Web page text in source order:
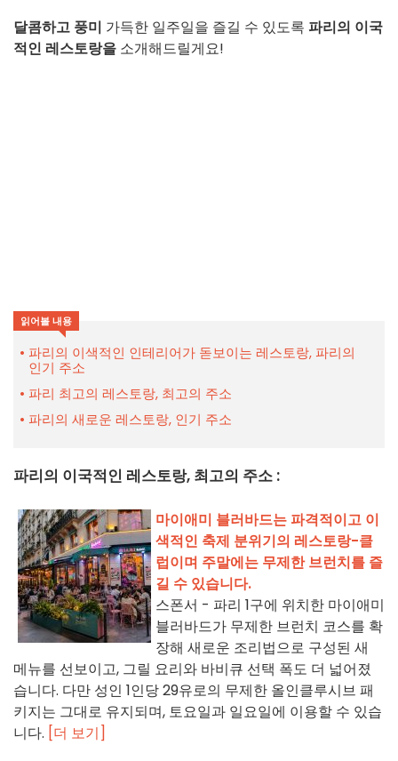
달콤하고 풍미 가득한 일주일을 즐길 수 있도록 파리의 이국
적인 레스토랑을 소개해드릴게요!
읽어볼 내용
파리의 이색적인 인테리어가 돋보이는 레스토랑, 파리의
인기 주소
파리 최고의 레스토랑, 최고의 주소
파리의 새로운 레스토랑, 인기 주소
파리의 이국적인 레스토랑, 최고의 주소 :
마이애미 블러바드는 파격적이고 이
색적인 축제 분위기의 레스토랑-클
럽이며 주말에는 무제한 브런치를 즐
길 수 있습니다.
스폰서 - 파리 1구에 위치한 마이애미
블러바드가 무제한 브런치 코스를 확
장해 새로운 조리법으로 구성된 새
메뉴를 선보이고, 그릴 요리와 바비큐 선택 폭도 더 넓어졌
습니다. 다만 성인 1인당 29유로의 무제한 올인클루시브 패
키지는 그대로 유지되며, 토요일과 일요일에 이용할 수 있습
니다. [더 보기]